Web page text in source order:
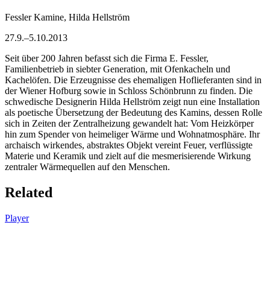
Fessler Kamine, Hilda Hellström
27.9.–5.10.2013
Seit über 200 Jahren befasst sich die Firma E. Fessler,
Familienbetrieb in siebter Generation, mit Ofenkacheln und
Kachelöfen. Die Erzeugnisse des ehemaligen Hoflieferanten sind in
der Wiener Hofburg sowie in Schloss Schönbrunn zu finden. Die
schwedische Designerin Hilda Hellström zeigt nun eine Installation
als poetische Übersetzung der Bedeutung des Kamins, dessen Rolle
sich in Zeiten der Zentralheizung gewandelt hat: Vom Heizkörper
hin zum Spender von heimeliger Wärme und Wohnatmosphäre. Ihr
archaisch wirkendes, abstraktes Objekt vereint Feuer, verflüssigte
Materie und Keramik und zielt auf die mesmerisierende Wirkung
zentraler Wärmequellen auf den Menschen.
Related
Player